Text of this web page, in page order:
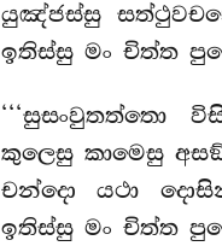
යුඤ්ජස්සු
ඉතිස්සු මං චිත්ත
‘‘‘සුසංවුතත්තො
කුලෙසු කාමෙසු
චන්දො යථා
ඉතිස්සු මං චිත්ත